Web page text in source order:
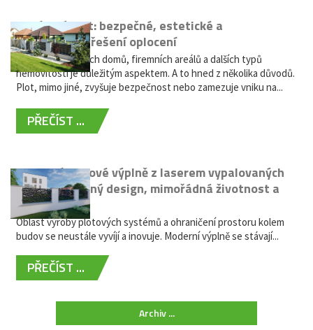
Hliníkový plot: bezpečné, estetické a
bezúdržbové řešení oplocení
Oplocení rodinných domů, firemních areálů a dalších typů
nemovitostí je důležitým aspektem. A to hned z několika důvodů.
Plot, mimo jiné, zvyšuje bezpečnost nebo zamezuje vniku na...
PŘEČÍST ...
Moderní plotové výplně z laserem vypalovaných
kovů: výjimečný design, mimořádná životnost a
žádná údržba
Oblast výroby plotových systémů a ohraničení prostoru kolem
budov se neustále vyvíjí a inovuje. Moderní výplně se stávají...
PŘEČÍST ...
Archiv ...